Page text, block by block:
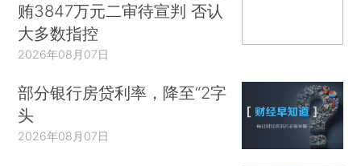
贿3847万元二审待宣判 否认
大多数指控
2026年08月07日
部分银行房贷利率，降至“2字
头
2026年08月07日